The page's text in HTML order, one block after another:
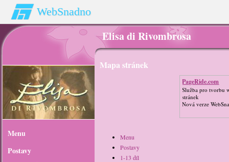
WebSnadno
Elisa di Rivombrosa
Menu
Postavy
Mapa stránek
PageRide.com
Služba pro tvorbu
stránek
Nová verze
Menu
Postavy
1-13 díl